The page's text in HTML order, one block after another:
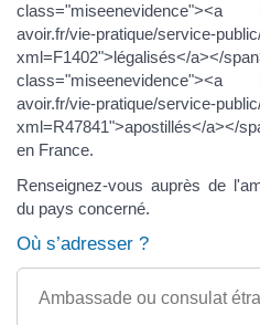
class="miseenevidence"><a
avoir.fr/vie-pratique/service-
xml=F1402">légalisés</
class="miseenevidence"><a
avoir.fr/vie-pratique/service-
xml=R47841">apostillés</a></
en France.
Renseignez-vous auprès de
du pays concerné.
Où s’adresser ?
Ambassade ou consulat